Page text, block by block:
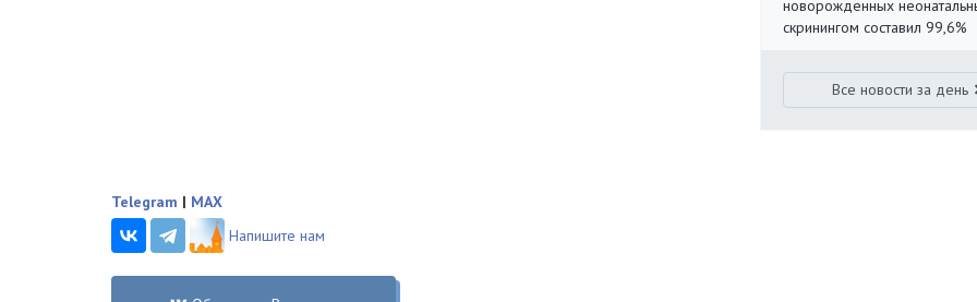
новорожденных
скринингом составил 99,6%
Все новости за день
Telegram | MAX
Напишите нам